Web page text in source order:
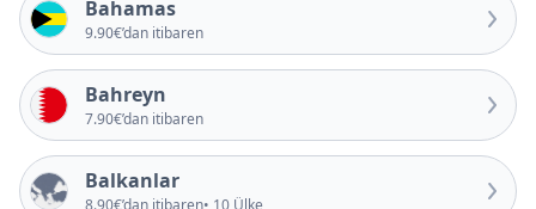
Bahamas
9.90€’dan itibaren
Bahreyn
7.90€’dan itibaren
Balkanlar
8.90€’dan itibaren• 10 Ülke